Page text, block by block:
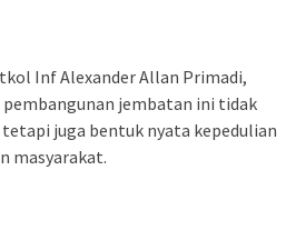
Inf Alexander Allan Primadi,
pembangunan jembatan ini tidak
juga bentuk nyata kepedulian
masyarakat.